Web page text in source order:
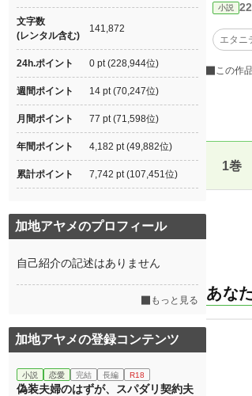
小説
エタニ
この作
1巻
あな
文字数
(レンタル含む)
141,872
24h.ポイント 0 pt (228,944位)
週間ポイント 14 pt (70,247位)
月間ポイント 77 pt (71,598位)
年間ポイント 4,182 pt (49,882位)
累計ポイント 7,742 pt (107,451位)
加地アヤメのプロフィール
自己紹介の記述はありません
もっと見る
加地アヤメの登録コンテンツ
小説 恋愛 完結 長編 R18
偽装夫婦のはずが、スパダリ契約夫